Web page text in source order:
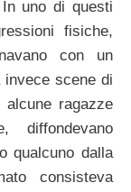
uno di questi
fisiche,
con un
scene di
alcune ragazze
diffondevano
qualcuno dalla
consisteva